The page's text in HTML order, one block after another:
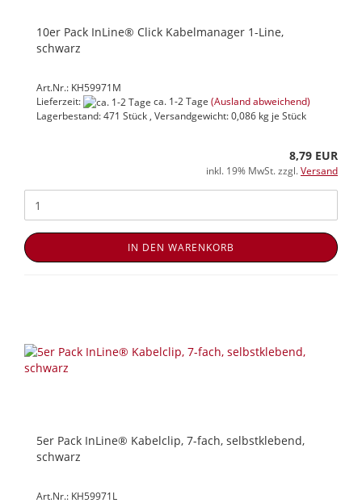
10er Pack InLine® Click Kabelmanager 1-Line,
schwarz
Art.Nr.: KH59971M
Lieferzeit:
ca. 1-2 Tage (Ausland abweichend)
Lagerbestand: 471 Stück , Versandgewicht:0,086 kg je Stück
8,79 EUR
inkl. 19% MwSt. zzgl.Versand
IN DEN WARENKORB
5er Pack InLine® Kabelclip, 7-fach, selbstklebend,
schwarz
Art.Nr.: KH59971L